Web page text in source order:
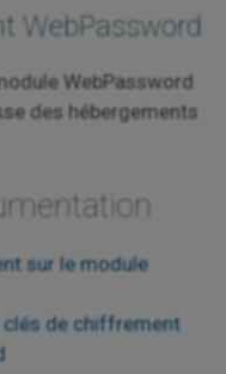
WebPassword
WebPassword
des hébergements
sur le module
clés de chiffrement